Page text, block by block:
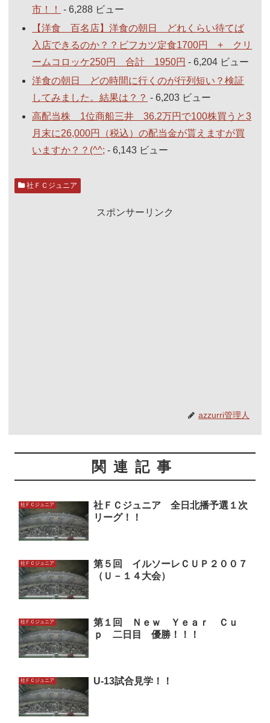
市！！
- 6,288 ビュー
【洋食 百名店】洋食の朝日 どれくらい待てば
入店できるのか？？ビフカツ定食1700円 + クリ
ームコロッケ250円 合計 1950円 - 6,204 ビュー
洋食の朝日 どの時間に行くのが行列短い？検証
してみました。結果は？？ - 6,203 ビュー
高配当株 1位商船三井 36.2万円で100株買うと3
月末に26,000円（税込）の配当金が貰えますが買
いますか？？(^^; - 6,143 ビュー
社ＦＣジュニア
スポンサーリンク
azzurri管理人
関連記事
社ＦＣジュニア
社ＦＣジュニア 全日北播予選１次
リーグ！！
社ＦＣジュニア
第５回 イルソーレＣＵＰ２００７
（Ｕ－１４大会）
社ＦＣジュニア
第１回 Ｎｅｗ Ｙｅａｒ Ｃｕ
ｐ 二日目 優勝！！！
社ＦＣジュニア U-13試合見学！！